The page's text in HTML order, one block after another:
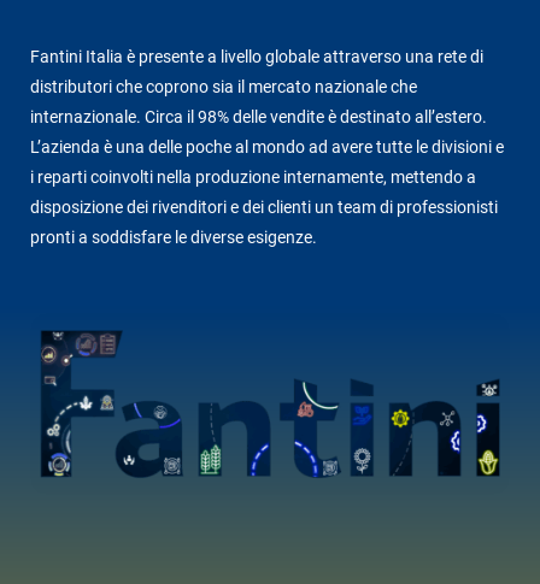
Fantini Italia è presente a livello globale attraverso una rete di
distributori che coprono sia il mercato nazionale che
internazionale. Circa il 98% delle vendite è destinato all’estero.
L’azienda è una delle poche al mondo ad avere tutte le divisioni e
i reparti coinvolti nella produzione internamente, mettendo a
disposizione dei rivenditori e dei clienti un team di professionisti
pronti a soddisfare le diverse esigenze.